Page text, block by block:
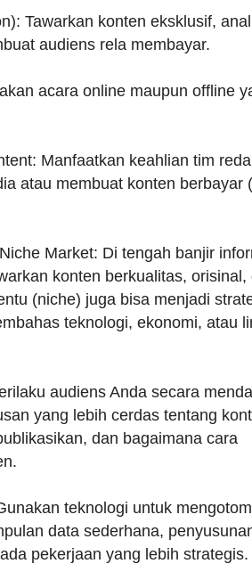
Tawarkan konten eksklusif,
audiens rela membayar.
acara online maupun offline
Manfaatkan keahlian tim
atau membuat konten berbayar
Market: Di tengah banjir
konten berkualitas, orisinal,
(niche) juga bisa menjadi
teknologi, ekonomi, atau
audiens Anda secara
yang lebih cerdas tentang
dan bagaimana cara
teknologi untuk
data sederhana,
pekerjaan yang lebih strategis.